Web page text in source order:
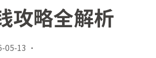
攻略全解析
05-13 ·